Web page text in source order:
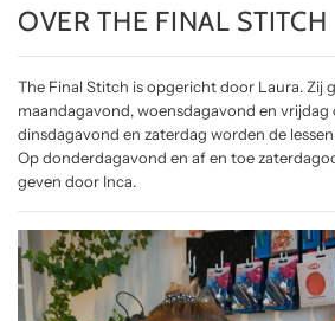
OVER THE FINAL STITCH
The Final Stitch is opgericht door Laura. Zij
maandagavond, woensdagavond en vrijdag
dinsdagavond en zaterdag worden de
Op donderdagavond en af en toe
geven door Inca.